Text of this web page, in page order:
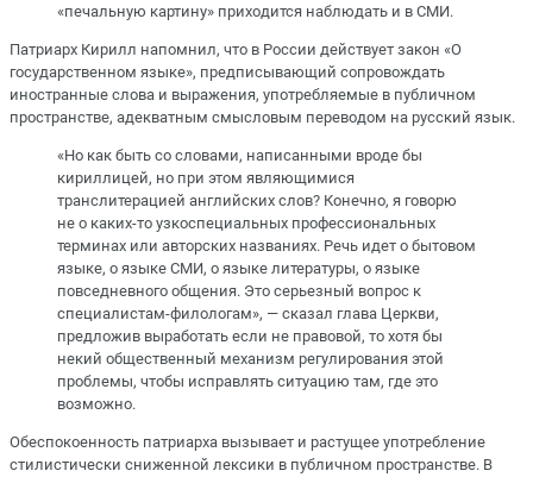
«печальную картину» приходится наблюдать и в СМИ.
Патриарх Кирилл напомнил, что в России действует закон «О
государственном языке», предписывающий сопровождать
иностранные слова и выражения, употребляемые в публичном
пространстве, адекватным смысловым переводом на русский язык.
«Но как быть со словами, написанными вроде бы
кириллицей, но при этом являющимися
транслитерацией английских слов? Конечно, я говорю
не о каких-то узкоспециальных профессиональных
терминах или авторских названиях. Речь идет о бытовом
языке, о языке СМИ, о языке литературы, о языке
повседневного общения. Это серьезный вопрос к
специалистам-филологам», — сказал глава Церкви,
предложив выработать если не правовой, то хотя бы
некий общественный механизм регулирования этой
проблемы, чтобы исправлять ситуацию там, где это
возможно.
Обеспокоенность патриарха вызывает и растущее употребление
стилистически сниженной лексики в публичном пространстве. В